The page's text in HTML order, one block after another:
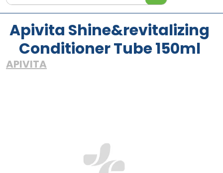
Apivita Shine&revitalizing
Conditioner Tube 150ml
APIVITA